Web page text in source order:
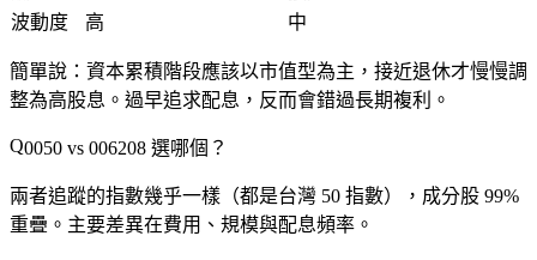
波動度
高 中
簡單說：資本累積階段應該以市值型為主，接近退休才慢慢調
整為高股息。過早追求配息，反而會錯過長期複利。
0050 vs 006208 選哪個？
兩者追蹤的指數幾乎一樣（都是台灣 50 指數），成分股 99%
重疊。主要差異在費用、規模與配息頻率。